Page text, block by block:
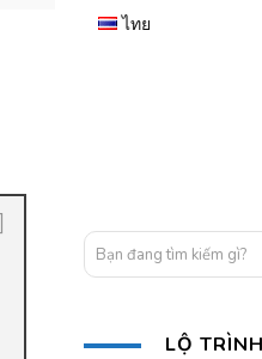
ไทย
Bạn đang tìm kiếm gì?
LỘ